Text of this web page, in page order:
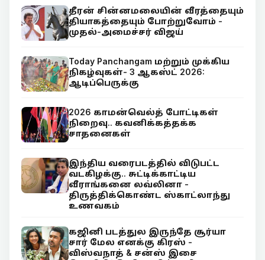
தீரன் சின்னமலையின் வீரத்தையும்
தியாகத்தையும் போற்றுவோம் -
முதல்-அமைச்சர் விஜய்
Today Panchangam மற்றும் முக்கிய
நிகழ்வுகள்- 3 ஆகஸ்ட் 2026:
ஆடிப்பெருக்கு
2026 காமன்வெல்த் போட்டிகள்
நிறைவு.. கவனிக்கத்தக்க
சாதனைகள்
இந்திய வரைபடத்தில் விடுபட்ட
வடகிழக்கு.. சுட்டிக்காட்டிய
வீராங்கனை லவ்லினா -
திருத்திக்கொண்ட ஸ்காட்லாந்து
உணவகம்
கஜினி படத்துல இருந்தே சூர்யா
சார் மேல எனக்கு கிரஸ் -
விஸ்வநாத் & சன்ஸ் இசை